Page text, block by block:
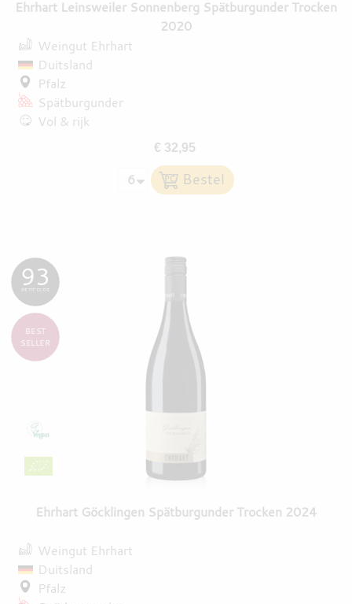
Ehrhart Leinsweiler Sonnenberg Spätburgunder Trocken
2020
Weingut Ehrhart
Duitsland
Pfalz
Spätburgunder
Vol & rijk
€ 32,95
Ehrhart Göcklingen Spätburgunder Trocken 2024
93
PETIT CLOS
BEST
SELLER
Weingut Ehrhart
Duitsland
Pfalz